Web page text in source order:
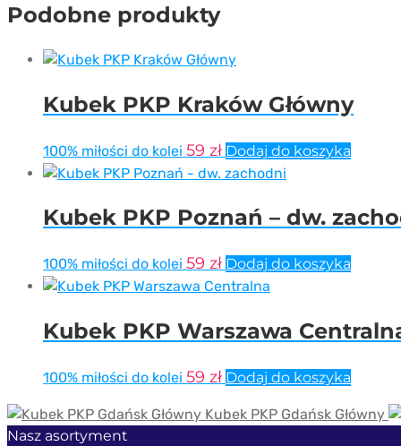
Podobne produkty
Kubek PKP Kraków Główny
100% miłości do kolei 59 zł Dodaj do koszyka
Kubek PKP Poznań – dw.
100% miłości do kolei 59 zł Dodaj do koszyka
Kubek PKP Warszawa
100% miłości do kolei 59 zł Dodaj do koszyka
Kubek PKP Gdańsk Główny
Nasz asortyment